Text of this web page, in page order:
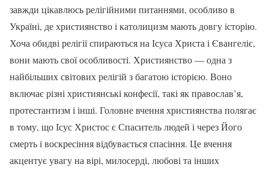
завжди цікавлюсь релігійними питаннями, особливо в
Україні, де християнство і католицизм мають довгу історію.
Хоча обидві релігії спираються на Ісуса Христа і Євангеліє,
вони мають свої особливості. Християнство — одна з
найбільших світових релігій з багатою історією. Воно
включає різні християнські конфесії, такі як православ’я,
протестантизм і інші. Головне вчення християнства полягає
в тому, що Ісус Христос є Спаситель людей і через Його
смерть і воскресіння відбувається спасіння. Це вчення
акцентує увагу на вірі, милосерді, любові та інших